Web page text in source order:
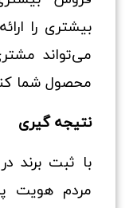
بیشتری را
می‌تواند
محصول شما
نتیجه گیری
با ثبت برند
مردم هویت